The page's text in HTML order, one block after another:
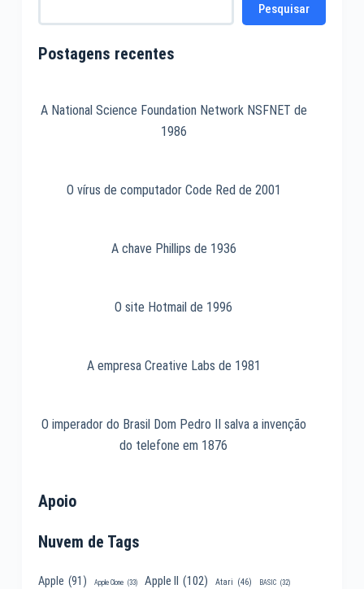
de
1984
Pesquisar
Postagens recentes
A National Science Foundation Network NSFNET de
1986
O vírus de computador Code Red de 2001
A chave Phillips de 1936
O site Hotmail de 1996
A empresa Creative Labs de 1981
O imperador do Brasil Dom Pedro II salva a invenção
do telefone em 1876
Apoio
Nuvem de Tags
Apple (91) Apple Clone (33) Apple II (102) Atari (46) BASIC (32)